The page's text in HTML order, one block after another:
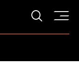
打开